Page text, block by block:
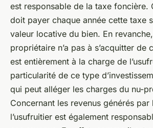
est responsable de la taxe foncière.
doit payer chaque année cette taxe
valeur locative du bien. En
propriétaire n’a pas à s’acquitter de
est entièrement à la charge de
particularité de ce type
qui peut alléger les charges du nu-
Concernant les revenus générés par
l’usufruitier est également